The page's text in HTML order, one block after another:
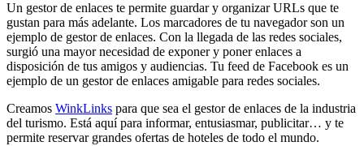
Un gestor de enlaces te permite guardar y organizar URLs que te
gustan para más adelante. Los marcadores de tu navegador son un
ejemplo de gestor de enlaces. Con la llegada de las redes sociales,
surgió una mayor necesidad de exponer y poner enlaces a
disposición de tus amigos y audiencias. Tu feed de Facebook es un
ejemplo de un gestor de enlaces amigable para redes sociales.
Creamos WinkLinks para que sea el gestor de enlaces de la industria
del turismo. Está aquí para informar, entusiasmar, publicitar… y te
permite reservar grandes ofertas de hoteles de todo el mundo.